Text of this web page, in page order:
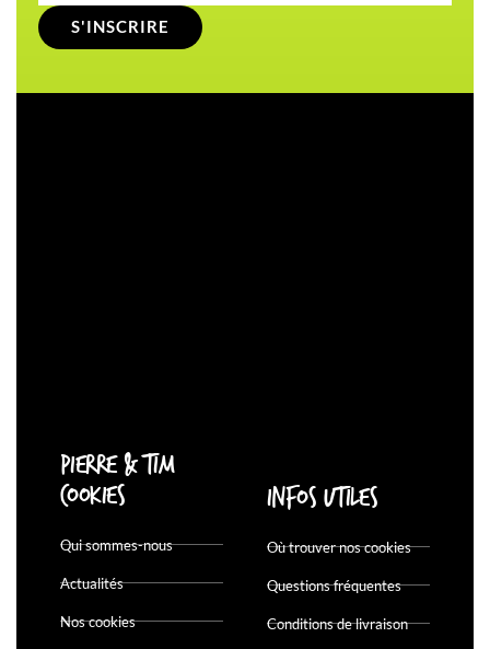
S'INSCRIRE
Pierre & Tim
Cookies
Qui sommes-nous
Actualités
Nos cookies
Infos utiles
Où trouver nos cookies
Questions fréquentes
Conditions de livraison